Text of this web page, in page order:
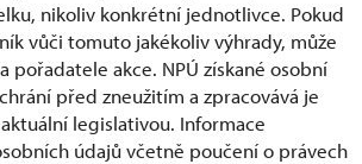
nikoliv konkrétní jednotlivce. Pokud
vůči tomuto jakékoliv výhrady, může
pořadatele akce. NPÚ získané osobní
před zneužitím a zpracovává je
legislativou. Informace
údajů včetně poučení o právech